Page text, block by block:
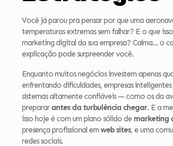
Você já parou pra pensar por que uma
temperaturas extremas sem falhar? E o que
marketing digital da sua empresa? Calma… o
explicação pode surpreender você.
Enquanto muitos negócios investem apenas
enfrentando dificuldades, empresas inteligentes
sistemas altamente confiáveis — como os da
preparar antes da turbulência chegar. E a
isso hoje é com um plano sólido de marketing
presença profissional em web sites, e uma
redes sociais.